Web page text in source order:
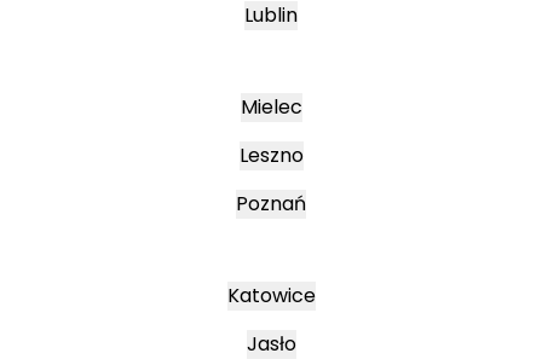
Lublin
Mielec
Leszno
Poznań
Katowice
Jasło